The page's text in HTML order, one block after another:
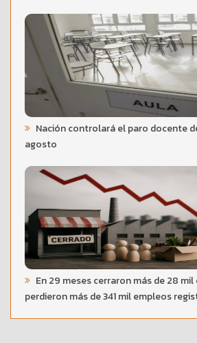
Nación controlará el paro docente
agosto
En 29 meses cerraron más de 28
perdieron más de 341 mil empleos